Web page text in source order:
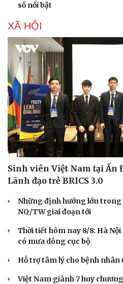
Văn hóa
Văn học
Âm nhạc
Di sản
số nổi bật
XÃ HỘI
Sinh viên Việt Nam tại Ấn
Lãnh đạo trẻ BRICS 3.0
Những định hướng lớn trong
NQ/TW giai đoạn tới
Thời tiết hôm nay 8/8: Hà
có mưa dông cục bộ
Hỗ trợ tâm lý cho bệnh
Việt Nam giành 7 huy